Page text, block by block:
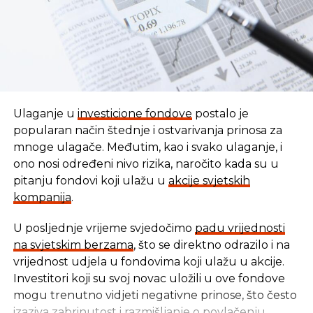
U vremenu kada tradicionalni oblici štednje nude
sve skromnije prinose, ovaj Fond se nameće kao
moderna alternativa svima koji žele da njihov novac
radi za njih, i da pritom podrže razvoj domaće
privrede.
Ulaganje u investicione fondove postalo je
popularan način štednje i ostvarivanja prinosa za
mnoge ulagače. Međutim, kao i svako ulaganje, i
ono nosi određeni nivo rizika, naročito kada su u
pitanju fondovi koji ulažu u akcije svjetskih
kompanija.
U posljednje vrijeme svjedočimo padu vrijednosti
na svjetskim berzama, što se direktno odrazilo i na
vrijednost udjela u fondovima koji ulažu u akcije.
Investitori koji su svoj novac uložili u ove fondove
mogu trenutno vidjeti negativne prinose, što često